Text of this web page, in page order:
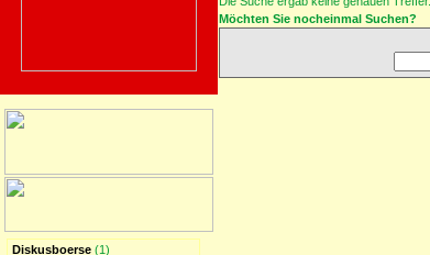
Diskusboerse (1)
Möchten Sie nocheinmal Suchen?